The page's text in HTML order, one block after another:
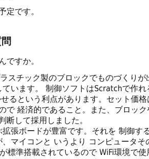
です。
すか。
スチック製のブロックでものづくりが
ています。 制御ソフトはScratchで作
るという利点があります。セット価
で 経済的であること。また、ブロッ
断して採用しました。
拡張ボードが豊富です。それを 制御す
マイコンと いうより コンピュータ
標準搭載されているので WiFi環境で使